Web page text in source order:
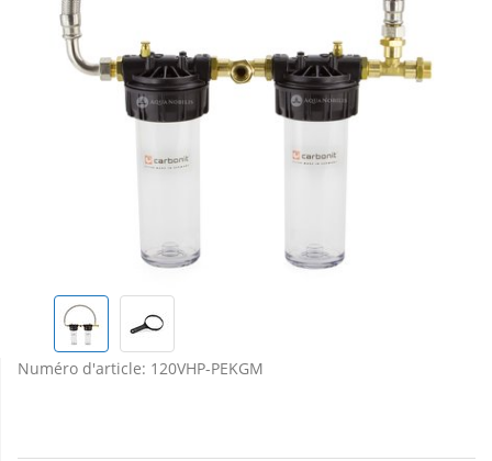
Numéro d'article: 120VHP-PEKGM